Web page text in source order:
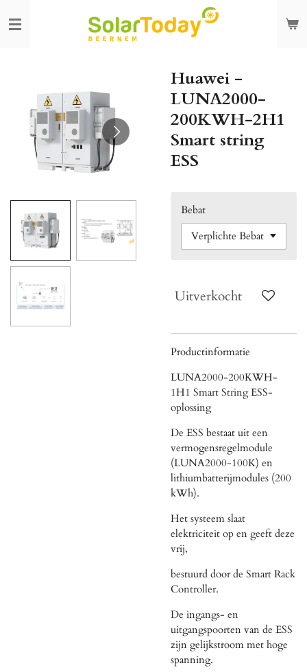
direct
Huawei -
LUNA2000-
200KWH-2H1
Smart string
ESS
Bebat
Uitverkocht
Productinformatie
LUNA2000-200KWH-
1H1 Smart String ESS-
oplossing
De ESS bestaat uit een
vermogensregelmodule
(LUNA2000-100K) en
lithiumbatterijmodules (200
kWh).
Het systeem slaat
elektriciteit op en geeft deze
vrij,
bestuurd door de Smart Rack
Controller.
De ingangs- en
uitgangspoorten van de ESS
zijn gelijkstroom met hoge
spanning.